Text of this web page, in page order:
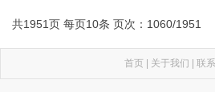
共1951页 每页10条 页次：1060/1951
首页 | 关于我们 | 联